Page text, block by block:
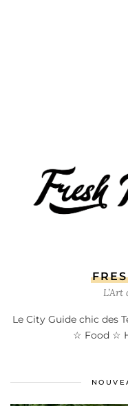
Le City Guide chic des
☆ Food ☆